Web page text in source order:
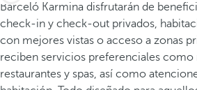
Barceló Karmina disfrutarán de
check-in y check-out privados,
con mejores vistas o acceso a zonas
reciben servicios preferenciales como
restaurantes y spas, así como